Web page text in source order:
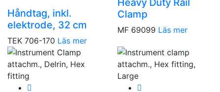
Håndtag, inkl.
elektrode, 32 cm
TEK 706-170 Läs mer
Heavy Duty Rail
Clamp
MF 69099 Läs mer